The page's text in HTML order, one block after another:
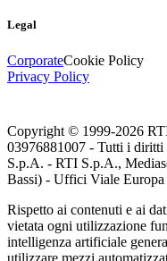
Legal
CorporateCookie Policy
Privacy Policy
Copyright © 1999-2026
03976881007 - Tutti i diritti
S.p.A. - RTI S.p.A.,
Bassi) - Uffici Viale
Rispetto ai contenuti e ai
vietata ogni utilizzazione
intelligenza artificiale
utilizzare mezzi